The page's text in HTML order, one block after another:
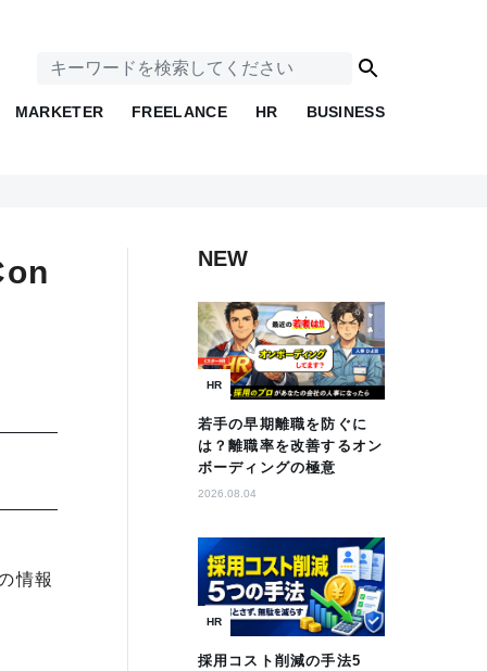
MARKETER FREELANCE HR BUSINESS
情報
NEW
HR
若手の早期離職を防ぐに
は？離職率を改善するオン
ボーディングの極意
2026.08.04
HR
採用コスト削減の手法5